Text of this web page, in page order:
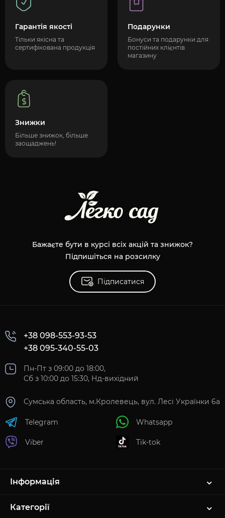
Гарантія якості
Тільки якісна та
сертифікована продукція
Подарунки
Бонуси та подарунки для
постійних клієнтів
магазину
Знижки
Більше знижок, більше
заощаджень!
Бажаєте бути в курсі всіх акцій та знижок?
Підпишіться на розсилку
Підписатися
+38 098-553-93-53
+38 095-340-55-03
Пн-Пт з 09:00 до 18:00,
Сб з 10:00 до 15:30, Нд-вихідний
Сумська область, м.Кролевець, вул. Лесі Українки 6а
Telegram
Viber
Whatsapp
Tik-tok
Інформація
Категорії